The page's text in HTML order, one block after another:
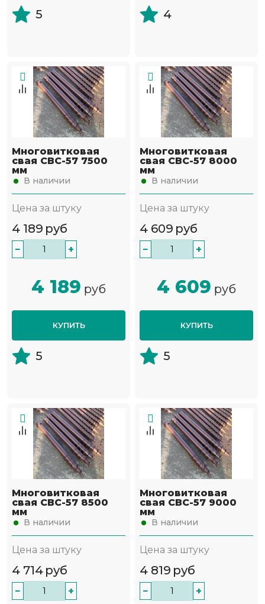
5 4
Многовитковая
свая СВС-57 7500
мм
В наличии
Цена за штуку
4 189 руб
− +
4 189 руб
КУПИТЬ
5
Многовитковая
свая СВС-57 8000
мм
В наличии
Цена за штуку
4 609 руб
− +
4 609 руб
КУПИТЬ
5
Многовитковая
свая СВС-57 8500
мм
В наличии
Цена за штуку
4 714 руб
− +
Многовитковая
свая СВС-57 9000
мм
В наличии
Цена за штуку
4 819 руб
− +